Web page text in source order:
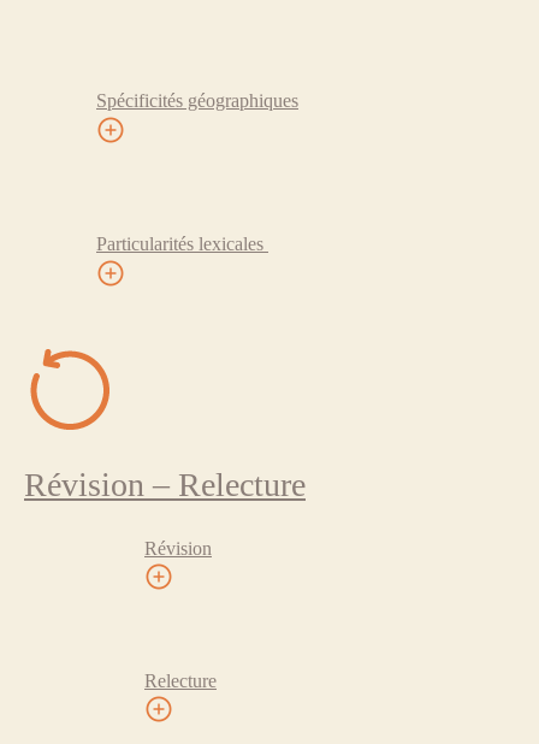
Spécificités géographiques
Particularités lexicales
Révision – Relecture
Révision
Relecture